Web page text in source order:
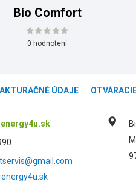
Bio Comfort
0 hodnotení
ÚDAJE